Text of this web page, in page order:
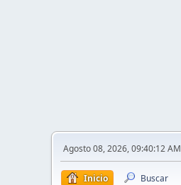
Agosto 08, 2026, 09:40:12 AM
Inicio Buscar